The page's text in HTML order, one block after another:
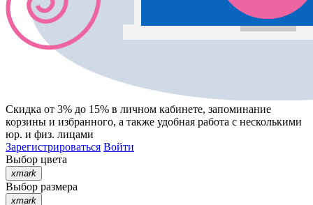
Скидка от 3% до 15% в личном кабинете, запоминание
корзины и избранного, а также удобная работа с несколькими
юр. и физ. лицами
Зарегистрироваться Войти
Выбор цвета
xmark
Выбор размера
xmark